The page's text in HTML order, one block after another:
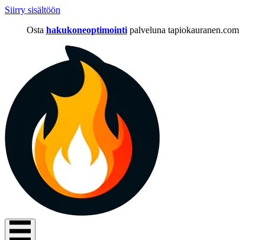
Siirry sisältöön
Osta hakukoneoptimointi palveluna tapiokauranen.com